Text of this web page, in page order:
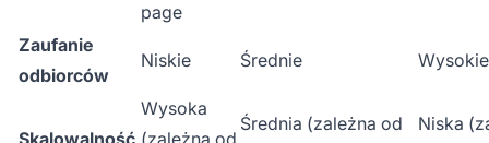
page
Zaufanie
odbiorców
Niskie Średnie Wysokie
Wysoka
Średnia (zależna od Niska